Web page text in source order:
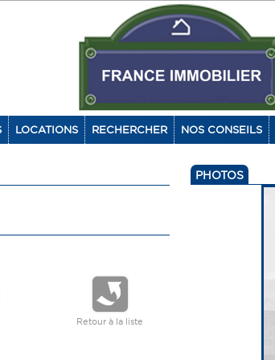
LOCATIONS RECHERCHER NOS CONSEILS
Retour à la liste
PHOTOS